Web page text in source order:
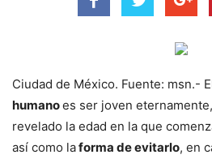
Ciudad de México. Fuente: msn.-
humanoes ser joven
revelado la edad en la que
así como laforma de evitarlo, en